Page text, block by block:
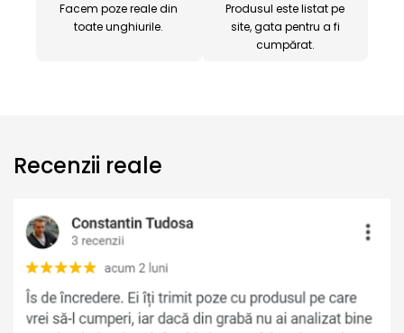
Facem poze reale din
toate unghiurile.
Produsul este listat pe
site, gata pentru a fi
cumpărat.
Recenzii reale